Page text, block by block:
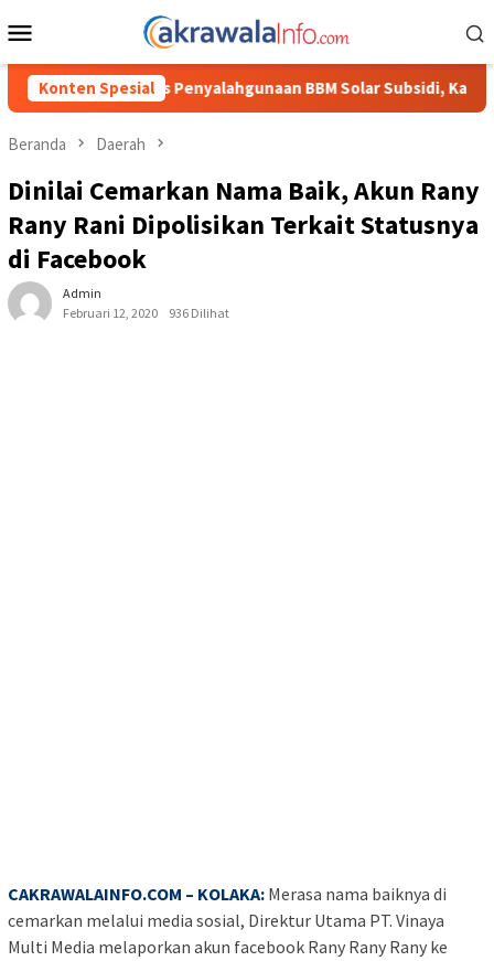
ke
Mobile
Konten Spesial
BBM Solar Subsidi, Kasat Reskrim Polres Toraja
Beranda Daerah
Dinilai Cemarkan Nama Baik, Akun Rany
Rany Rani Dipolisikan Terkait Statusnya
di Facebook
Admin
Februari 12, 2020
936 Dilihat
CAKRAWALAINFO.COM – KOLAKA: Merasa nama baiknya di
cemarkan melalui media sosial, Direktur Utama PT. Vinaya
Multi Media melaporkan akun facebook Rany Rany Rany ke